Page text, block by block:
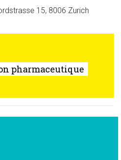
15, 8006 Zurich
pharmaceutique